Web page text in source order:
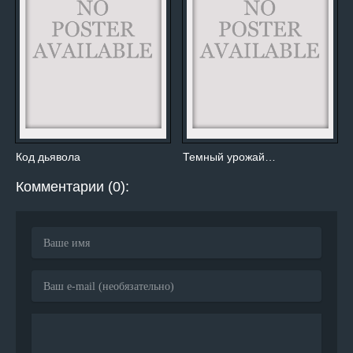
Код дьявола Темный урожай…
Комментарии (0):